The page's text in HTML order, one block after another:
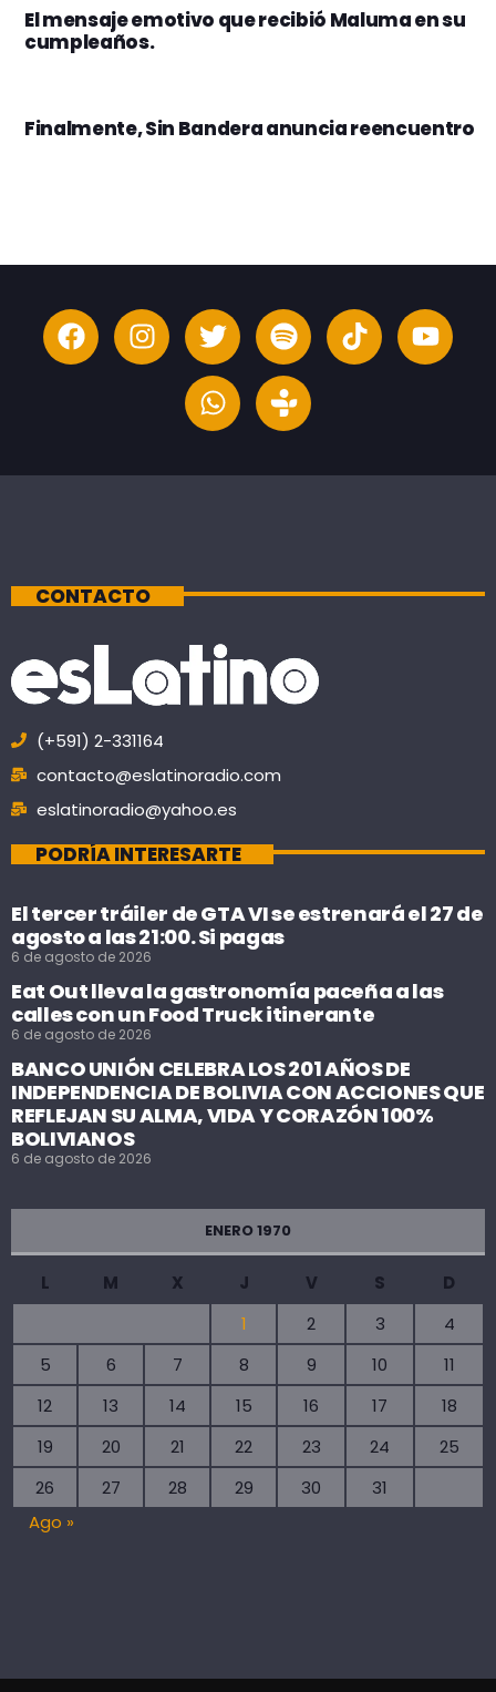
El mensaje emotivo que recibió Maluma en su
cumpleaños.
Finalmente, Sin Bandera anuncia reencuentro
CONTACTO
(+591) 2-331164
contacto@eslatinoradio.com
eslatinoradio@yahoo.es
PODRÍA INTERESARTE
El tercer tráiler de GTA VI se estrenará el 27 de
agosto a las 21:00. Si pagas
6 de agosto de 2026
Eat Out lleva la gastronomía paceña a las
calles con un Food Truck itinerante
6 de agosto de 2026
BANCO UNIÓN CELEBRA LOS 201 AÑOS DE
INDEPENDENCIA DE BOLIVIA CON ACCIONES QUE
REFLEJAN SU ALMA, VIDA Y CORAZÓN 100%
BOLIVIANOS
6 de agosto de 2026
ENERO 1970
L M X J V S
D
1
2 3
4
5
6 7 8 9 10
11
12
13 14 15 16 17
18
19
20 21 22 23 24
25
26
27 28 29 30
31
Ago »